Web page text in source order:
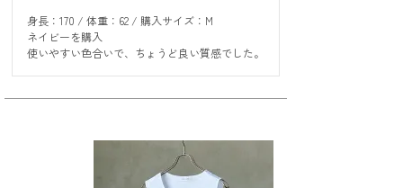
身長：170 / 体重：62 / 購入サイズ：M
ネイビーを購入
使いやすい色合いで、ちょうど良い質感でした。